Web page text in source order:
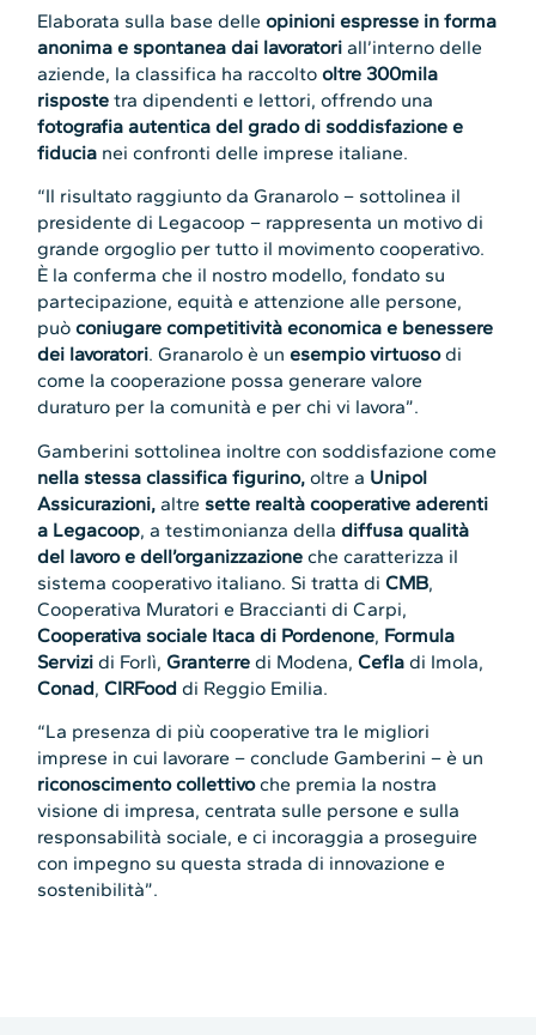
Elaborata sulla base delleopinioni espresse in forma
anonima e spontanea dai lavoratori all’interno delle
aziende, la classifica ha raccoltooltre 300mila
risposte tra dipendenti e lettori, offrendo una
fotografia autentica del grado di soddisfazione e
fiducia nei confronti delle imprese italiane.
“Il risultato raggiunto da Granarolo – sottolinea il
presidente di Legacoop – rappresenta un motivo di
grande orgoglio per tutto il movimento cooperativo.
È la conferma che il nostro modello, fondato su
partecipazione, equità e attenzione alle persone,
puòconiugare competitività economica e benessere
dei lavoratori. Granarolo è unesempio virtuosodi
come la cooperazione possa generare valore
duraturo per la comunità e per chi vi lavora”.
Gamberini sottolinea inoltre con soddisfazione come
nella stessa classifica figurino,oltre a Unipol
Assicurazioni,altre sette realtà cooperative aderenti
a Legacoop, a testimonianza delladiffusa qualità
del lavoro e dell’organizzazione che caratterizza il
sistema cooperativo italiano. Si tratta diCMB,
Cooperativa Muratori e Braccianti di Carpi,
Cooperativa sociale Itaca di Pordenone, Formula
Servizi di Forlì,Granterre di Modena,Cefla di Imola,
Conad,CIRFooddi Reggio Emilia.
“La presenza di più cooperative tra le migliori
imprese in cui lavorare – conclude Gamberini – è un
riconoscimento collettivoche premia la nostra
visione di impresa, centrata sulle persone e sulla
responsabilità sociale, e ci incoraggia a proseguire
con impegno su questa strada di innovazione e
sostenibilità”.